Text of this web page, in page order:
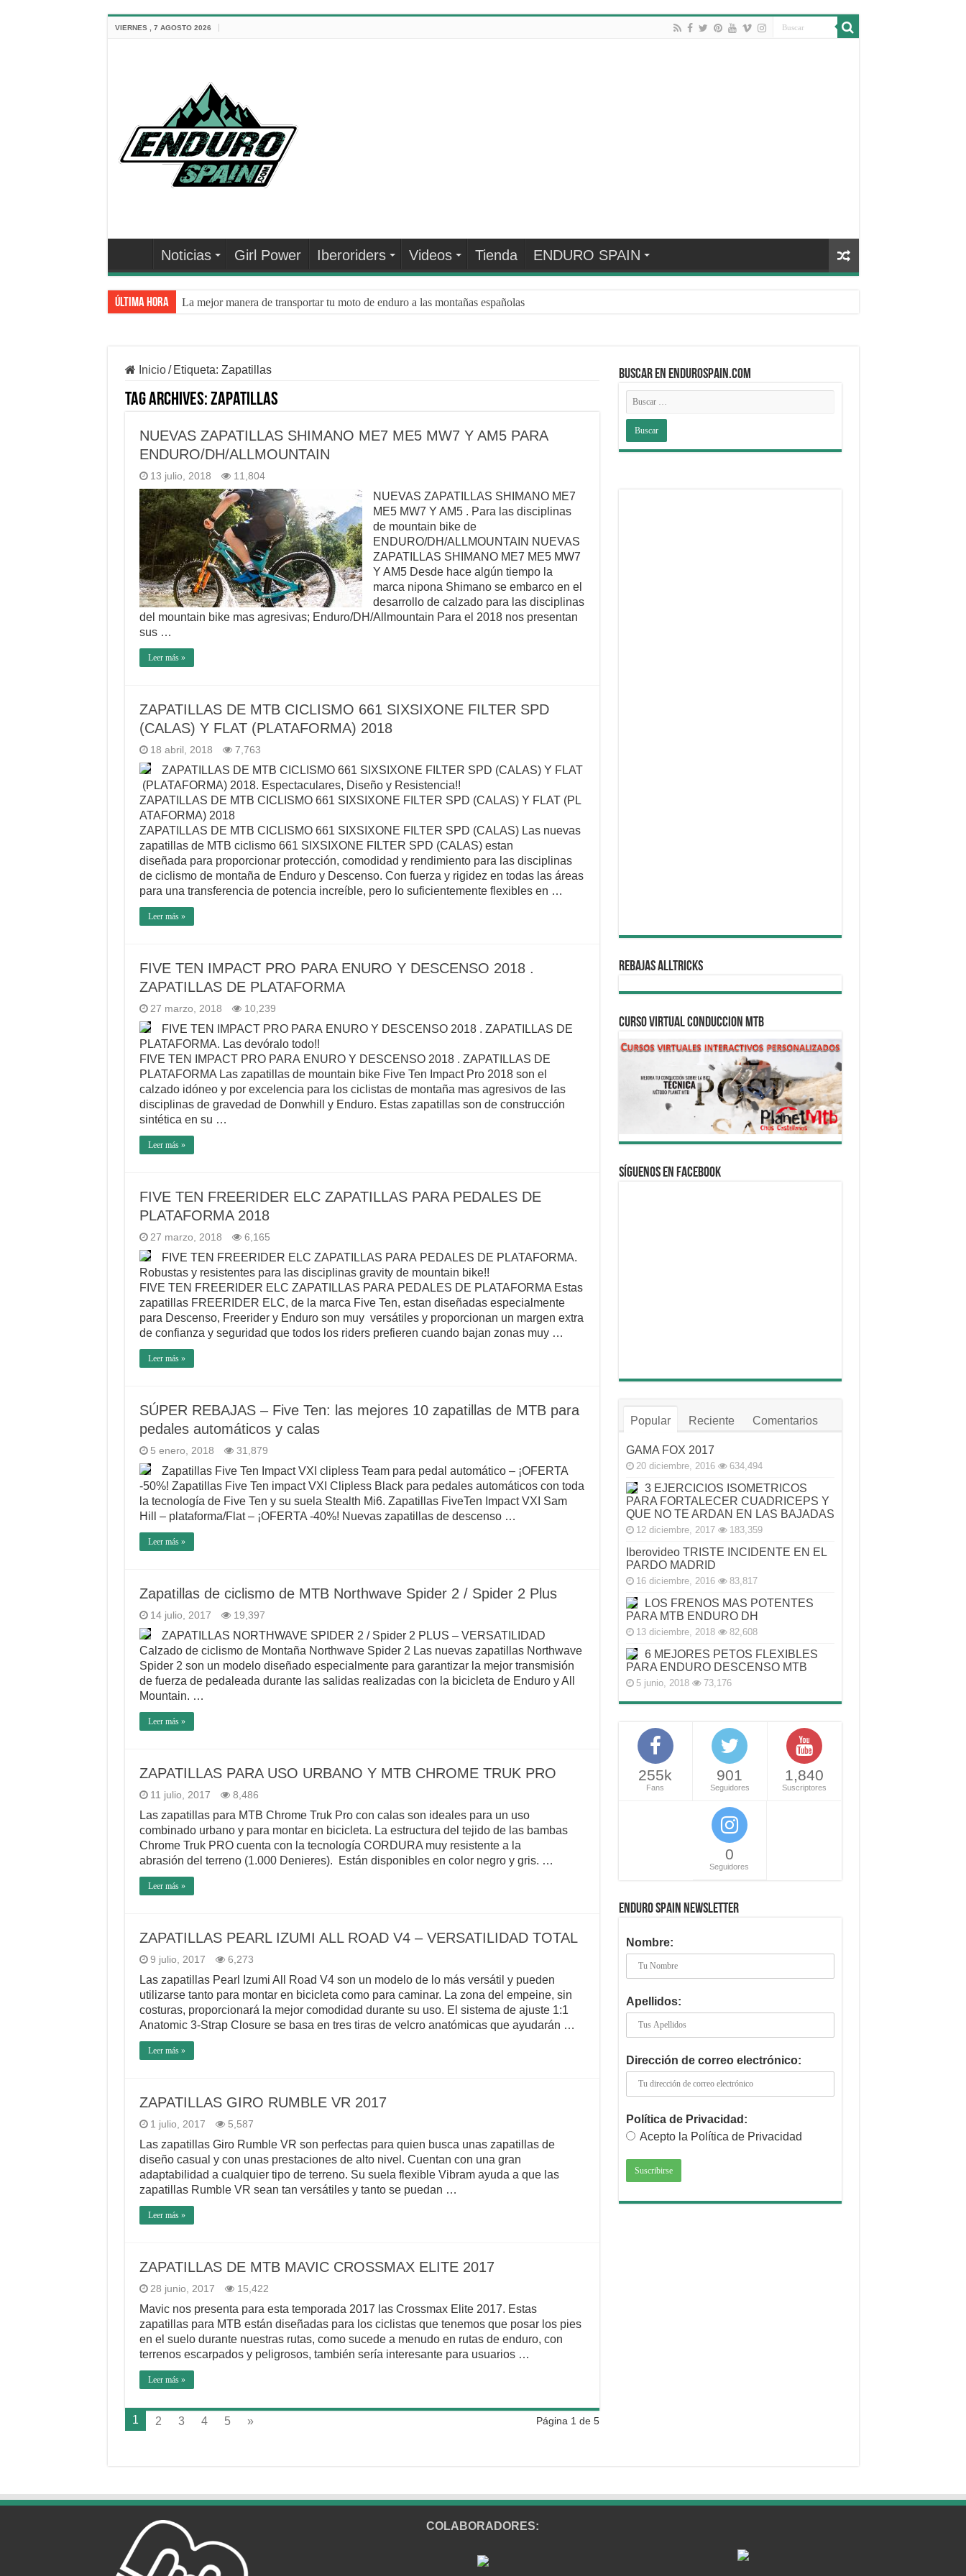
VIERNES , 7 AGOSTO 2026
Noticias Girl Power Iberoriders Videos Tienda ENDURO SPAIN
Última hora La mejor manera de transportar tu moto de enduro a las montañas españolas
Inicio / Etiqueta: Zapatillas
Tag Archives:Zapatillas
NUEVAS ZAPATILLAS SHIMANO ME7 ME5 MW7 Y AM5 PARA
ENDURO/DH/ALLMOUNTAIN
13 julio, 2018 11,804
NUEVAS ZAPATILLAS SHIMANO ME7
ME5 MW7 Y AM5 . Para las disciplinas
de mountain bike de
ENDURO/DH/ALLMOUNTAIN NUEVAS
ZAPATILLAS SHIMANO ME7 ME5 MW7
Y AM5 Desde hace algún tiempo la
marca nipona Shimano se embarco en el
desarrollo de calzado para las disciplinas
del mountain bike mas agresivas; Enduro/DH/Allmountain Para el 2018 nos presentan
sus …
Leer más »
ZAPATILLAS DE MTB CICLISMO 661 SIXSIXONE FILTER SPD
(CALAS) Y FLAT (PLATAFORMA) 2018
18 abril, 2018 7,763
ZAPATILLAS DE MTB CICLISMO 661 SIXSIXONE FILTER SPD (CALAS) Y FLAT
(PLATAFORMA) 2018. Espectaculares, Diseño y Resistencia!!
ZAPATILLAS DE MTB CICLISMO 661 SIXSIXONE FILTER SPD (CALAS) Y FLAT (PL
ATAFORMA) 2018
ZAPATILLAS DE MTB CICLISMO 661 SIXSIXONE FILTER SPD (CALAS) Las nuevas
zapatillas de MTB ciclismo 661 SIXSIXONE FILTER SPD (CALAS) estan
diseñada para proporcionar protección, comodidad y rendimiento para las disciplinas
de ciclismo de montaña de Enduro y Descenso. Con fuerza y ​​rigidez en todas las áreas
para una transferencia de potencia increíble, pero lo suficientemente flexibles en …
Leer más »
FIVE TEN IMPACT PRO PARA ENURO Y DESCENSO 2018 .
ZAPATILLAS DE PLATAFORMA
27 marzo, 2018 10,239
FIVE TEN IMPACT PRO PARA ENURO Y DESCENSO 2018 . ZAPATILLAS DE
PLATAFORMA. Las devóralo todo!!
FIVE TEN IMPACT PRO PARA ENURO Y DESCENSO 2018 . ZAPATILLAS DE
PLATAFORMA Las zapatillas de mountain bike Five Ten Impact Pro 2018 son el
calzado idóneo y por excelencia para los ciclistas de montaña mas agresivos de las
disciplinas de gravedad de Donwhill y Enduro. Estas zapatillas son de construcción
sintética en su …
Leer más »
FIVE TEN FREERIDER ELC ZAPATILLAS PARA PEDALES DE
PLATAFORMA 2018
27 marzo, 2018 6,165
FIVE TEN FREERIDER ELC ZAPATILLAS PARA PEDALES DE PLATAFORMA.
Robustas y resistentes para las disciplinas gravity de mountain bike!!
FIVE TEN FREERIDER ELC ZAPATILLAS PARA PEDALES DE PLATAFORMA Estas
zapatillas FREERIDER ELC, de la marca Five Ten, estan diseñadas especialmente
para Descenso, Freerider y Enduro son muy versátiles y proporcionan un margen extra
de confianza y seguridad que todos los riders prefieren cuando bajan zonas muy …
Leer más »
SÚPER REBAJAS – Five Ten: las mejores 10 zapatillas de MTB para
pedales automáticos y calas
5 enero, 2018 31,879
Zapatillas Five Ten Impact VXI clipless Team para pedal automático – ¡OFERTA
-50%! Zapatillas Five Ten impact VXI Clipless Black para pedales automáticos con toda
la tecnología de Five Ten y su suela Stealth Mi6. Zapatillas FiveTen Impact VXI Sam
Hill – plataforma/Flat – ¡OFERTA -40%! Nuevas zapatillas de descenso …
Leer más »
Zapatillas de ciclismo de MTB Northwave Spider 2 / Spider 2 Plus
14 julio, 2017 19,397
ZAPATILLAS NORTHWAVE SPIDER 2 / Spider 2 PLUS – VERSATILIDAD
Calzado de ciclismo de Montaña Northwave Spider 2 Las nuevas zapatillas Northwave
Spider 2 son un modelo diseñado especialmente para garantizar la mejor transmisión
de fuerza de pedaleada durante las salidas realizadas con la bicicleta de Enduro y All
Mountain. …
Leer más »
ZAPATILLAS PARA USO URBANO Y MTB CHROME TRUK PRO
11 julio, 2017 8,486
Las zapatillas para MTB Chrome Truk Pro con calas son ideales para un uso
combinado urbano y para montar en bicicleta. La estructura del tejido de las bambas
Chrome Truk PRO cuenta con la tecnología CORDURA muy resistente a la
abrasión del terreno (1.000 Denieres). Están disponibles en color negro y gris. …
Leer más »
ZAPATILLAS PEARL IZUMI ALL ROAD V4 – VERSATILIDAD TOTAL
9 julio, 2017 6,273
Las zapatillas Pearl Izumi All Road V4 son un modelo de lo más versátil y pueden
utilizarse tanto para montar en bicicleta como para caminar. La zona del empeine, sin
costuras, proporcionará la mejor comodidad durante su uso. El sistema de ajuste 1:1
Anatomic 3-Strap Closure se basa en tres tiras de velcro anatómicas que ayudarán …
Leer más »
ZAPATILLAS GIRO RUMBLE VR 2017
1 julio, 2017 5,587
Las zapatillas Giro Rumble VR son perfectas para quien busca unas zapatillas de
diseño casual y con unas prestaciones de alto nivel. Cuentan con una gran
adaptabilidad a cualquier tipo de terreno. Su suela flexible Vibram ayuda a que las
zapatillas Rumble VR sean tan versátiles y tanto se puedan …
Leer más »
ZAPATILLAS DE MTB MAVIC CROSSMAX ELITE 2017
28 junio, 2017 15,422
Mavic nos presenta para esta temporada 2017 las Crossmax Elite 2017. Estas
zapatillas para MTB están diseñadas para los ciclistas que tenemos que posar los pies
en el suelo durante nuestras rutas, como sucede a menudo en rutas de enduro, con
terrenos escarpados y peligrosos, también sería interesante para usuarios …
Leer más »
Página 1 de 5
1 2 3 4 5 »
BUSCAR EN ENDUROSPAIN.COM
REBAJAS ALLTRICKS
CURSO VIRTUAL CONDUCCION MTB
Síguenos en Facebook
Popular Reciente Comentarios
GAMA FOX 2017
20 diciembre, 2016 634,494
3 EJERCICIOS ISOMETRICOS
PARA FORTALECER CUADRICEPS Y
QUE NO TE ARDAN EN LAS BAJADAS
12 diciembre, 2017 183,359
Iberovideo TRISTE INCIDENTE EN EL
PARDO MADRID
16 diciembre, 2016 83,817
LOS FRENOS MAS POTENTES
PARA MTB ENDURO DH
13 diciembre, 2018 82,608
6 MEJORES PETOS FLEXIBLES
PARA ENDURO DESCENSO MTB
5 junio, 2018 73,176
255k
Fans
901
Seguidores
1,840
Suscriptores
0
Seguidores
ENDURO SPAIN NEWSLETTER
Nombre:
Apellidos:
Dirección de correo electrónico:
Política de Privacidad:
Acepto la Política de Privacidad
COLABORADORES: